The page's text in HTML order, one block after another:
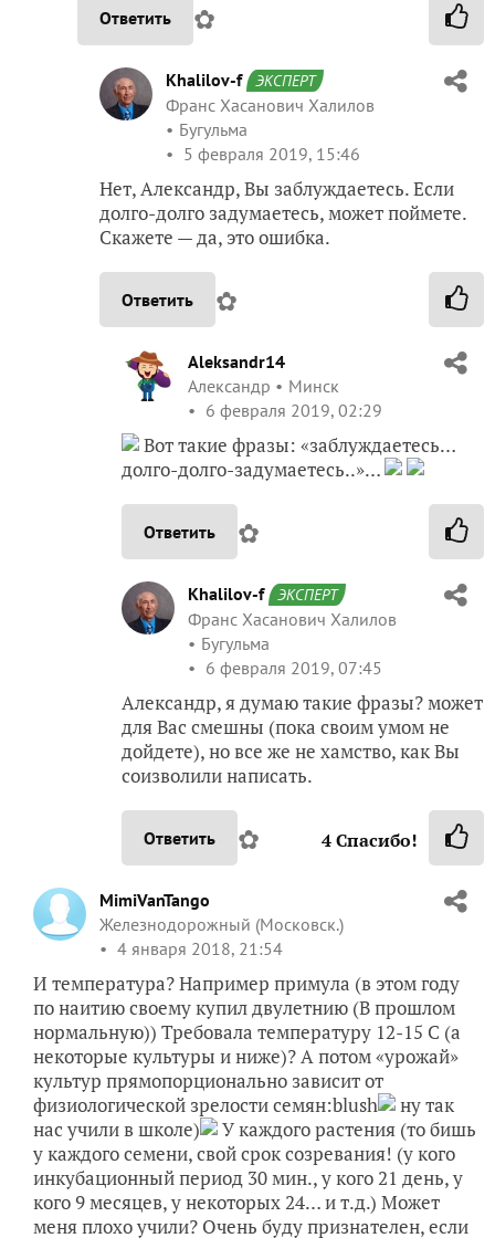
Ответить ✿
Khalilov-f ЭКСПЕРТ
Франс Хасанович Халилов
Бугульма
5 февраля 2019, 15:46
Нет, Александр, Вы заблуждаетесь. Если
долго-долго задумаетесь, может поймете.
Скажете — да, это ошибка.
Ответить ✿
Aleksandr14
Александр
Минск
6 февраля 2019, 02:29
Вот такие фразы: «заблуждаетесь…
долго-долго-задумаетесь..»…
Ответить ✿
Khalilov-f ЭКСПЕРТ
Франс Хасанович Халилов
Бугульма
6 февраля 2019, 07:45
Александр, я думаю такие фразы? может
для Вас смешны (пока своим умом не
дойдете), но все же не хамство, как Вы
соизволили написать.
Ответить ✿ 4Спасибо!
MimiVanTango
Железнодорожный (Московск.)
4 января 2018, 21:54
И температура? Например примула (в этом году
по наитию своему купил двулетнию (В прошлом
нормальную)) Требовала температуру 12-15 С (а
некоторые культуры и ниже)? А потом «урожай»
культур прямопорционально зависит от
физиологической зрелости семян:blush
ну так
нас учили в школе)
У каждого растения (то бишь
у каждого семени, свой срок созревания! (у кого
инкубационный период 30 мин., у кого 21 день, у
кого 9 месяцев, у некоторых 24… и т.д.) Может
меня плохо учили? Очень буду признателен, если